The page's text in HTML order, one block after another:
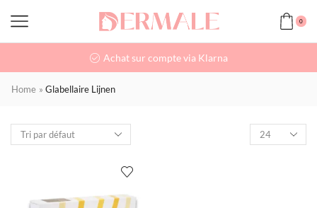
0
Achat sur compte via Klarna
Home » Glabellaire Lijnen